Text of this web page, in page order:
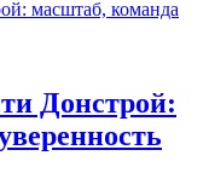
Донстрой: